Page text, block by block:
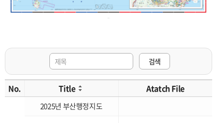
검색
No. Title Atatch File
2025년 부산행정지도